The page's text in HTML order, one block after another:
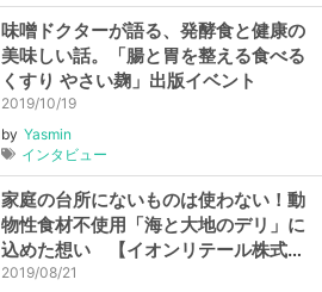
味噌ドクターが語る、発酵食と健康の
美味しい話。「腸と胃を整える食べる
くすり やさい麹」出版イベント
2019/10/19
by Yasmin
インタビュー
家庭の台所にないものは使わない！動
物性食材不使用「海と大地のデリ」に
込めた想い 【イオンリテール株式会
社】
2019/08/21